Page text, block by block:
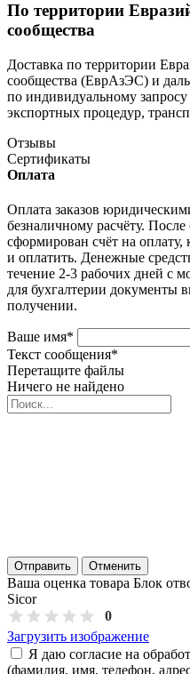
По территории
сообщества
Доставка по территории
сообщества (ЕврАзЭС) и
по индивидуальному
экспортных процедур,
Отзывы
Сертификаты
Оплата
Оплата заказов
безналичному расчёту. После
сформирован счёт на
и оплатить. Денежные
течение 2-3 рабочих дней с
для бухгалтерии документы
получении.
Ваше имя*
Текст сообщения*
Перетащите файлы
Ничего не найдено
Отправить Отменить
Ваша оценка товара Блок
Sicor
0
Загрузить изображение
Я даю согласие на
(фамилия, имя, телефон,